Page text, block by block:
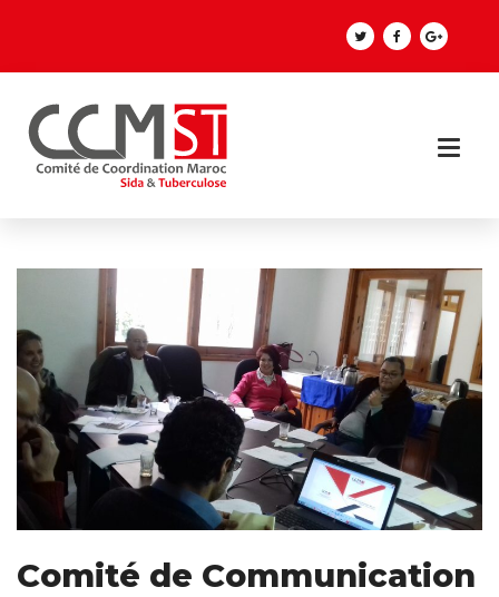
Comité de Communication